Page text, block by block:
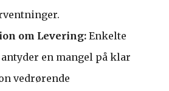
om Levering: Enkelte
en mangel på klar
vedrørende